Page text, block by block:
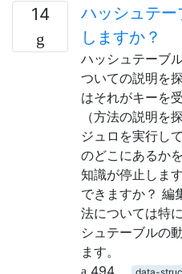
14
ハッシュテ
しますか？
ハッシュテーブ
ついての説明を
はそれがキーを
（方法の説明を
ジュロを実行し
のどこにあるか
知識が停止しま
できますか？ 編
法については特
シュテーブルの
ます。
494